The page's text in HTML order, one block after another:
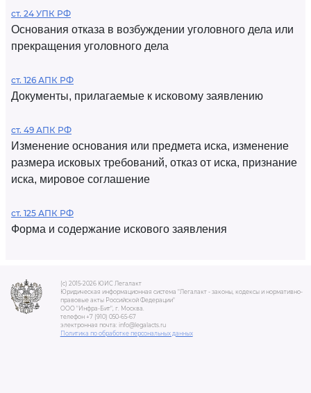
ст. 24 УПК РФ
Основания отказа в возбуждении уголовного дела или
прекращения уголовного дела
ст. 126 АПК РФ
Документы, прилагаемые к исковому заявлению
ст. 49 АПК РФ
Изменение основания или предмета иска, изменение
размера исковых требований, отказ от иска, признание
иска, мировое соглашение
ст. 125 АПК РФ
Форма и содержание искового заявления
(c) 2015-2026 ЮИС Легалакт
Юридическая информационная система "Легалакт - законы, кодексы и нормативно-
правовые акты Российской Федерации"
ООО "Инфра-Бит", г. Москва.
телефон +7 (910) 050-65-67
электронная почта: info@legalacts.ru
Политика по обработке персональных данных